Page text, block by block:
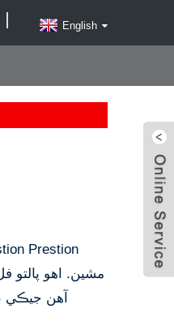
English
آهن